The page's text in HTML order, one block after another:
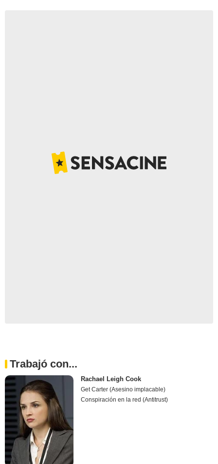
Trabajó con...
Rachael Leigh Cook
Get Carter (Asesino implacable)
Conspiración en la red (Antitrust)